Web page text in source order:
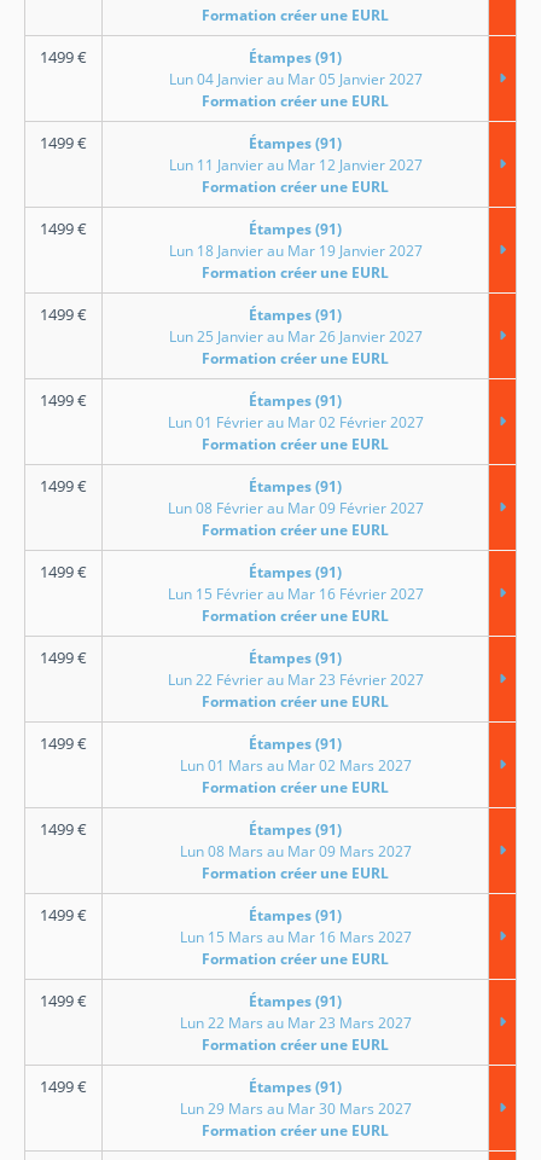
Formation créer une EURL
1499€
Étampes (91)
Lun 04 Janvier au Mar 05 Janvier 2027
Formation créer une EURL
1499€
Étampes (91)
Lun 11 Janvier au Mar 12 Janvier 2027
Formation créer une EURL
1499€
Étampes (91)
Lun 18 Janvier au Mar 19 Janvier 2027
Formation créer une EURL
1499€
Étampes (91)
Lun 25 Janvier au Mar 26 Janvier 2027
Formation créer une EURL
1499€
Étampes (91)
Lun 01 Février au Mar 02 Février 2027
Formation créer une EURL
1499€
Étampes (91)
Lun 08 Février au Mar 09 Février 2027
Formation créer une EURL
1499€
Étampes (91)
Lun 15 Février au Mar 16 Février 2027
Formation créer une EURL
1499€
Étampes (91)
Lun 22 Février au Mar 23 Février 2027
Formation créer une EURL
1499€
Étampes (91)
Lun 01 Mars au Mar 02 Mars 2027
Formation créer une EURL
1499€
Étampes (91)
Lun 08 Mars au Mar 09 Mars 2027
Formation créer une EURL
1499€
Étampes (91)
Lun 15 Mars au Mar 16 Mars 2027
Formation créer une EURL
1499€
Étampes (91)
Lun 22 Mars au Mar 23 Mars 2027
Formation créer une EURL
1499€
Étampes (91)
Lun 29 Mars au Mar 30 Mars 2027
Formation créer une EURL